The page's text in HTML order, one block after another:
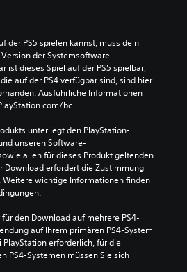
der PS5 spielen kannst, muss dein
der Systemsoftware
ist dieses Spiel auf der PS5 spielbar,
auf der PS4 verfügbar sind, sind hier
Ausführliche Informationen
bc.
unterliegt den PlayStation-
unseren Software-
allen für dieses Produkt geltenden
Download erfordert die Zustimmung
Weitere wichtige Informationen finden
den Download auf mehrere PS4-
auf Ihrem primären PS4-System
erforderlich, für die
PS4-Systemen müssen Sie sich